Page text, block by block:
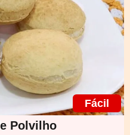
Fácil
Polvilho